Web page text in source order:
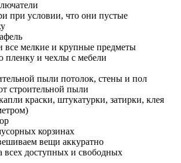
при условии, что они пустые
все мелкие и крупные предметы
и чехлы с мебели
пыли потолок, стены и пол
строительной пыли
краски, штукатурки, затирки, клея
корзинах
вещи аккуратно
всех доступных и свободных